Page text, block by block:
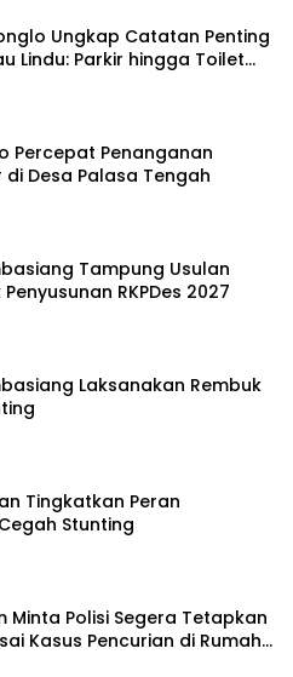
Ungkap Catatan Penting
Lindu: Parkir hingga Toilet
Percepat Penanganan
di Desa Palasa Tengah
Tampung Usulan
RKPDes 2027
Laksanakan Rembuk
Tingkatkan Peran
Stunting
Minta Polisi Segera Tetapkan
Kasus Pencurian di Rumah
Bantul di Sigi Naik